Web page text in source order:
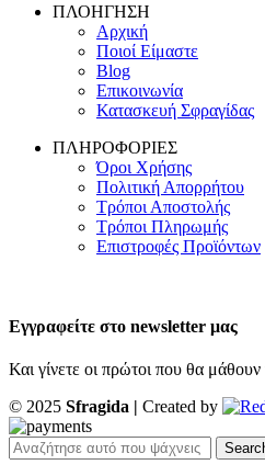
ΠΛΟΗΓΗΣΗ
Αρχική
Ποιοί Είμαστε
Blog
Επικοινωνία
Κατασκευή Σφραγίδας
ΠΛΗΡΟΦΟΡΙΕΣ
Όροι Χρήσης
Πολιτική Απορρήτου
Τρόποι Αποστολής
Τρόποι Πληρωμής
Επιστροφές Προϊόντων
Εγγραφείτε στο newsletter μας
Και γίνετε οι πρώτοι που θα μάθουν
© 2025 Sfragida | Created by